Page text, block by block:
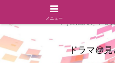
ドラマのシーンとセリフを切り取
バレ)と感想を中心
ドラマ@見
メニュー